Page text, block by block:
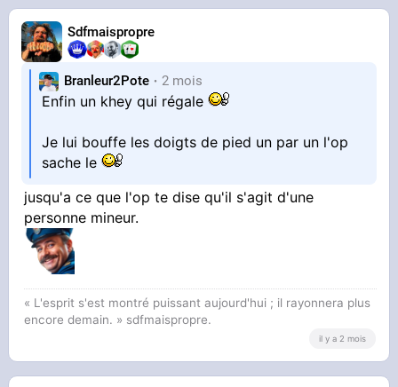
Aujourd'hui elle est en basket car il fait frais ,
bref...
Sdfmaispropre
Branleur2Pote 2 mois
Enfin un khey qui régale
Je lui bouffe les doigts de pied un par un l'op
sache le
jusqu'a ce que l'op te dise qu'il s'agit d'une
personne mineur.
« L'esprit s'est montré puissant aujourd'hui ; il rayonnera plus
encore demain. » sdfmaispropre.
il y a 2 mois